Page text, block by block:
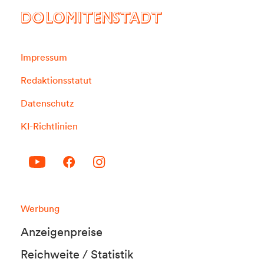
DOLOMITENSTADT
Impressum
Redaktionsstatut
Datenschutz
KI-Richtlinien
Werbung
Anzeigenpreise
Reichweite / Statistik